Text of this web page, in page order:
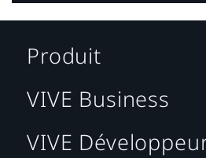
Produit
VIVE Business
VIVE